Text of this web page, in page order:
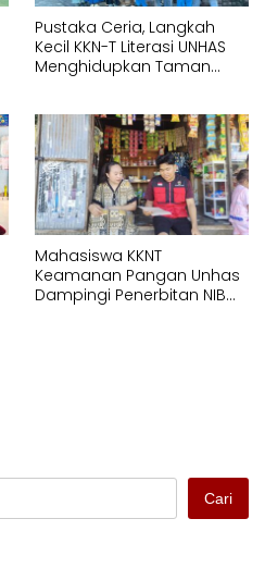
Pustaka Ceria, Langkah
Kecil KKN-T Literasi UNHAS
Menghidupkan Taman
Mahasiswa KKNT
Keamanan Pangan Unhas
Dampingi Penerbitan NIB
Cari